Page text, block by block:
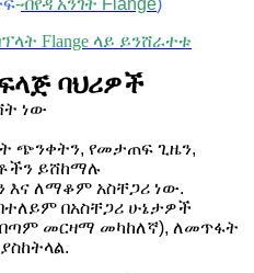
-ብየዳ አንገት Flange)
Flange ላይ ይንሸራተቱ
ባህሪዎች
ነው
ጭንቀትን, የመታጠፍ ጊዜን,
ይሸከማሉ
እና ለማቆም አስቸጋሪ ነው.
በአስቸጋሪ ሁኔታዎች
መርዛማ መካከለኛ), ለመጥፋት